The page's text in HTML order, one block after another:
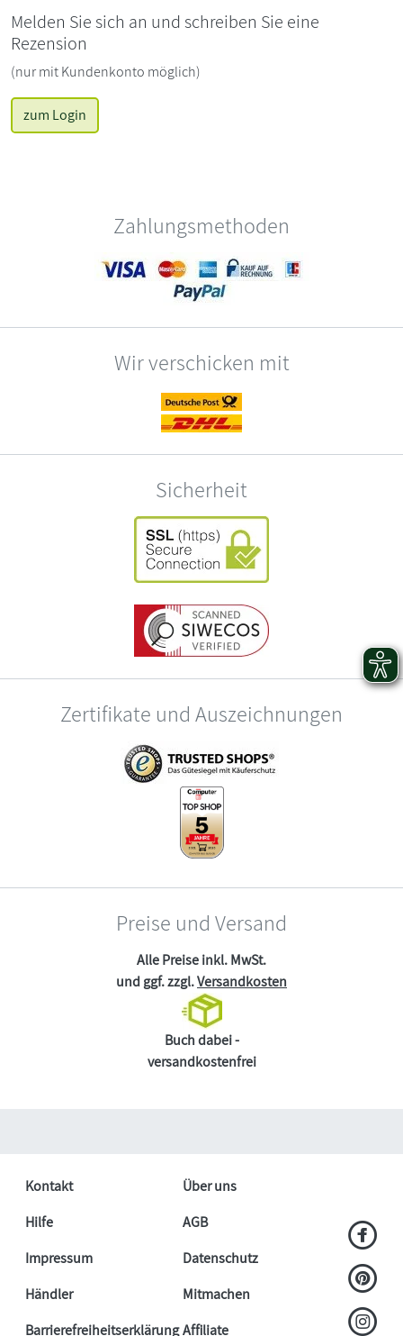
Melden Sie sich an und schreiben Sie eine
Rezension
(nur mit Kundenkonto möglich)
zum Login
Zahlungsmethoden
Wir verschicken mit
Sicherheit
Zertifikate und Auszeichnungen
Preise und Versand
Alle Preise inkl. MwSt.
und ggf. zzgl.Versandkosten
Buch dabei -
versandkostenfrei
Kontakt
Über uns
Hilfe
AGB
Impressum
Datenschutz
Händler
Mitmachen
BarrierefreiheitserklärungAffiliate